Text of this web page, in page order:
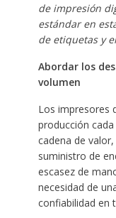
de impresión
estándar en
de etiquetas y
Abordar los
volumen
Los impresores
producción
cadena de
suministro de
escasez de
necesidad de
confiabilidad en